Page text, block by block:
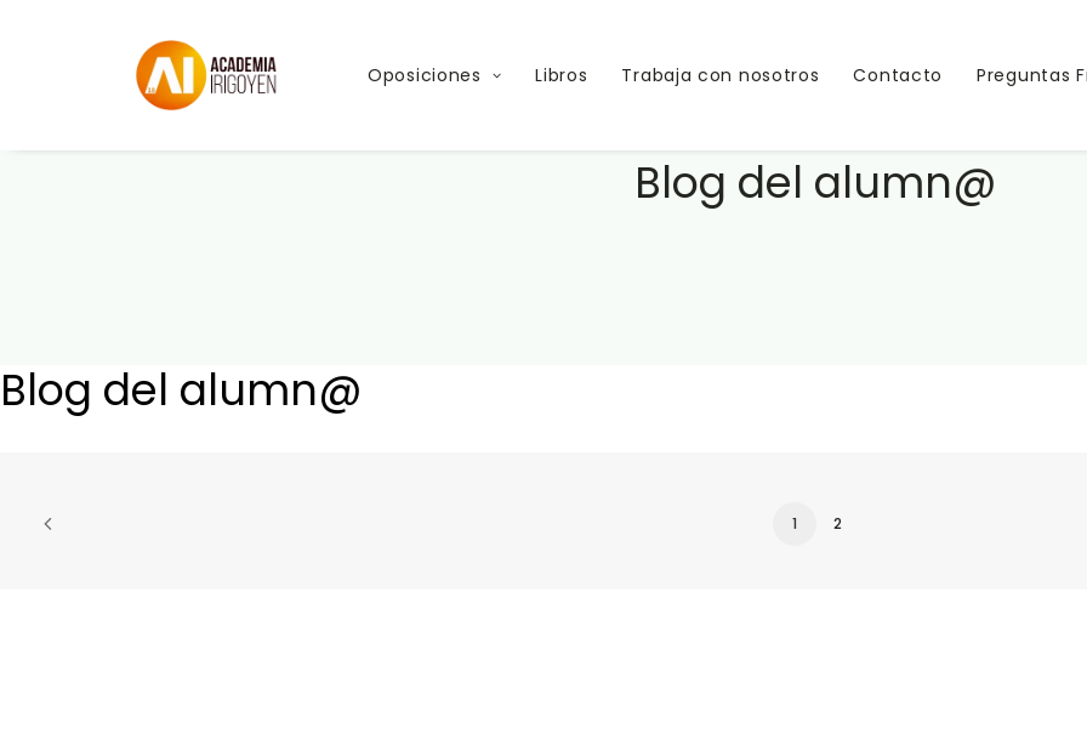
Oposiciones Libros Trabaja con nosotros Contacto Preguntas
Blog del alumn@
Blog del alumn@
1 2